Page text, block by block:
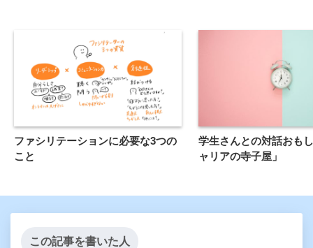
ファシリテーションに必要な3つの
こと
学生さんとの対話おも
ャリアの寺子屋」
この記事を書いた人